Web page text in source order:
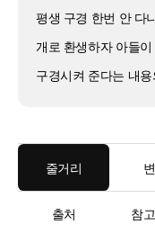
평생 구경 한번 안 다
개로 환생하자 아들
구경시켜 준다는 내
줄거리
출처 참